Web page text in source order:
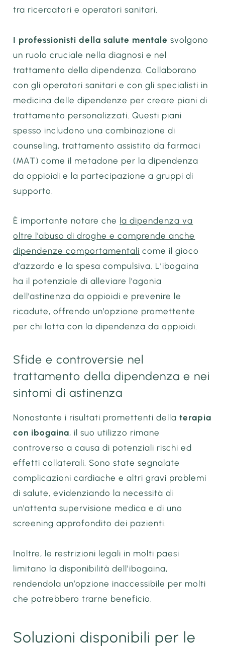
tra ricercatori e operatori sanitari.
I professionisti della salute mentale svolgono
un ruolo cruciale nella diagnosi e nel
trattamento della dipendenza. Collaborano
con gli operatori sanitari e con gli specialisti in
medicina delle dipendenze per creare piani di
trattamento personalizzati. Questi piani
spesso includono una combinazione di
counseling, trattamento assistito da farmaci
(MAT) come il metadone per la dipendenza
da oppioidi e la partecipazione a gruppi di
supporto.
È importante notare che la dipendenza va
oltre l’abuso di droghe e comprende anche
dipendenze comportamentali come il gioco
d’azzardo e la spesa compulsiva. L’ibogaina
ha il potenziale di alleviare l’agonia
dell’astinenza da oppioidi e prevenire le
ricadute, offrendo un’opzione promettente
per chi lotta con la dipendenza da oppioidi.
Sfide e controversie nel
trattamento della dipendenza e nei
sintomi di astinenza
Nonostante i risultati promettenti dellaterapia
con ibogaina, il suo utilizzo rimane
controverso a causa di potenziali rischi ed
effetti collaterali. Sono state segnalate
complicazioni cardiache e altri gravi problemi
di salute, evidenziando la necessità di
un’attenta supervisione medica e di uno
screening approfondito dei pazienti.
Inoltre, le restrizioni legali in molti paesi
limitano la disponibilità dell’ibogaina,
rendendola un’opzione inaccessibile per molti
che potrebbero trarne beneficio.
Soluzioni disponibili per le